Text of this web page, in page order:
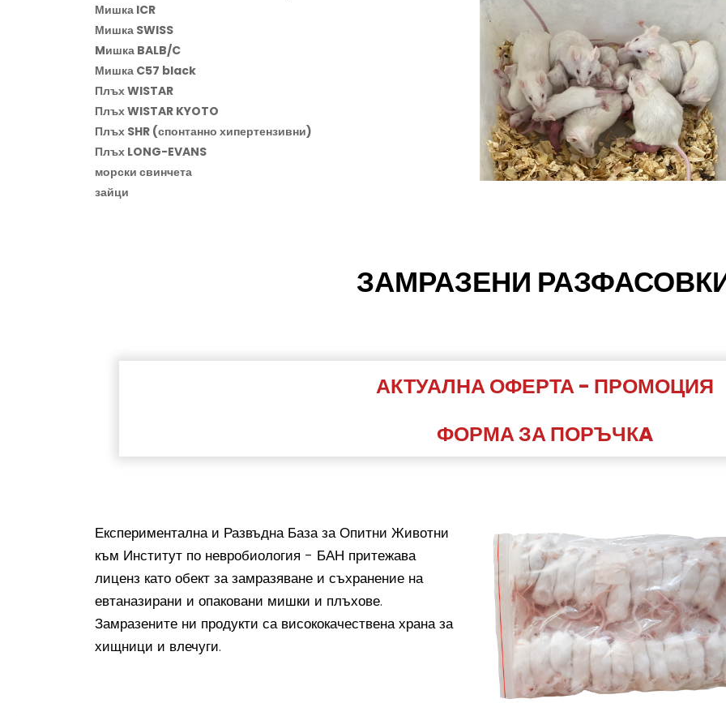
Мишка ICR
Мишка SWISS
Mишка BALB/C
Мишка C57 black
Плъх WISTAR
Плъх WISTAR KYOTO
Плъх SHR (спонтанно хипертензивни)
Плъх LONG-EVANS
морски свинчета
зайци
ЗАМРАЗЕНИ
АКТУАЛНА ОФЕРТА - ПРОМОЦИЯ
ФОРМА ЗА ПОРЪЧКA
Експериментална и Развъдна База за Опитни Животни
към Институт по невробиология - БАН притежава
лиценз като обект за замразяване и съхранение на
евтаназирани и опаковани мишки и плъхове.
Замразените ни продукти са висококачествена храна за
хищници и влечуги.